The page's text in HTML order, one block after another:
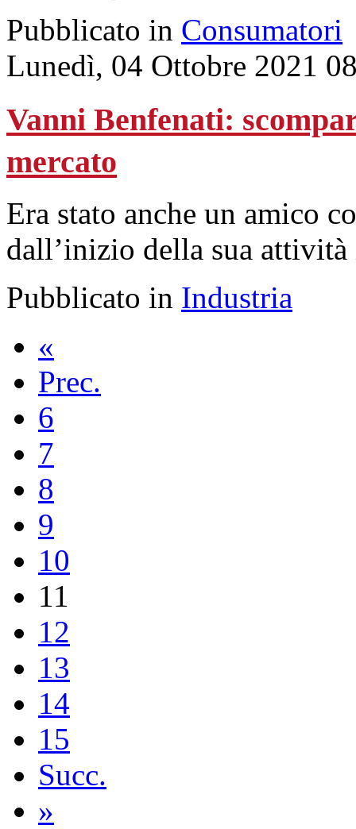
Pubblicato in Consumatori
Lunedì, 04 Ottobre 2021
Vanni Benfenati:
mercato
Era stato anche un amico
dall’inizio della sua
Pubblicato in Industria
«
Prec.
6
7
8
9
10
11
12
13
14
15
Succ.
»